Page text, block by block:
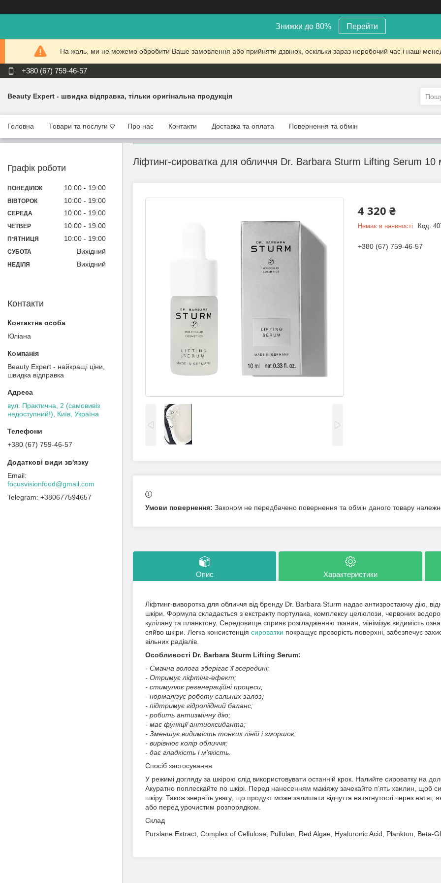
Знижки до 80% Перейти
На жаль, ми не можемо обробити Ваше замовлення або прийняти дзвінок, оскільки зараз неробочий час і наші
+380 (67) 759-46-57
Beauty Expert - швидка відправка, тільки оригінальна продукція
Головна Товари та послуги Про нас Контакти Доставка та оплата Повернення та обмін
Ліфтинг-сироватка для обличчя Dr. Barbara Sturm Lifting Serum 10
4 320 ₴
Немає в наявності Код:
+380 (67) 759-46-57
Законом не передбачено повернення та обмін даного товару
Опис Характеристики
Ліфтинг-виворотка для обличчя від бренду Dr. Barbara Sturm надає антизростаючу дію,
шкіри. Формула складається з екстракту портулака, комплексу целюлози, червоних
кулілану та планктону. Середовище сприяє розгладженню тканин, мінімізує видимість
сяйво шкіри. Легка консистенція сироватки покращує прозорість поверхні, забезпечує
вільних радіалів.
Особливості Dr. Barbara Sturm Lifting Serum:
- Смачна волога зберігає її всередині;
- Отримує ліфтінг-ефект;
- стимулює регенераційні процеси;
- нормалізує роботу сальних залоз;
- підтримує гідроліїдний баланс;
- робить антизмінну дію;
- має функції антиоксиданта;
- Зменшує видимість тонких ліній і зморшок;
- вирівнює колір обличчя;
- дає гладкість і м'якість.
Спосіб застосування
У режимі догляду за шкірою слід використовувати останній крок. Налийте сироватку на
Акуратно поплескайте по шкірі. Перед нанесенням макіяжу зачекайте п’ять хвилин, щоб
шкіру. Також зверніть увагу, що продукт може залишати відчуття натягнутості через натяг,
або перед урочистим розпорядком.
Склад
Purslane Extract, Complex of Cellulose, Pullulan, Red Algae, Hyaluronic Acid, Plankton, Beta-
Графік роботи
ПОНЕДІЛОК 10:00 19:00
ВІВТОРОК 10:00 19:00
СЕРЕДА 10:00 19:00
ЧЕТВЕР 10:00 19:00
ПʼЯТНИЦЯ 10:00 19:00
СУБОТА Вихідний
НЕДІЛЯ Вихідний
Контакти
Юліана
Beauty Expert - найкращі ціни,
швидка відправка
вул. Практична, 2 (самовивіз
недоступний!), Київ, Україна
+380 (67) 759-46-57
focusvisionfood@gmail.com
+380677594657